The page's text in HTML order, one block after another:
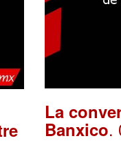
La
Banxico.